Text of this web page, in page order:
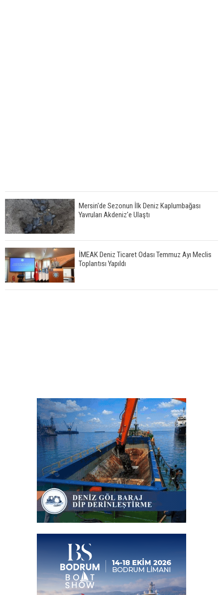
Mersin'de Sezonun İlk Deniz Kaplumbağası
Yavruları Akdeniz'e Ulaştı
İMEAK Deniz Ticaret Odası Temmuz Ayı Meclis
Toplantısı Yapıldı